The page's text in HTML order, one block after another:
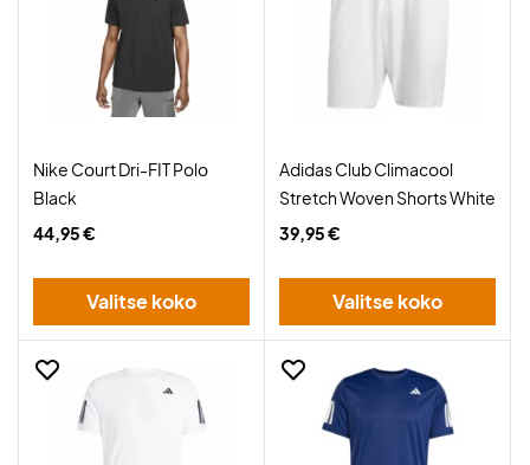
Nike Court Dri-FIT Polo
Black
44,95 €
Valitse koko
Adidas Club Climacool
Stretch Woven Shorts White
39,95 €
Valitse koko